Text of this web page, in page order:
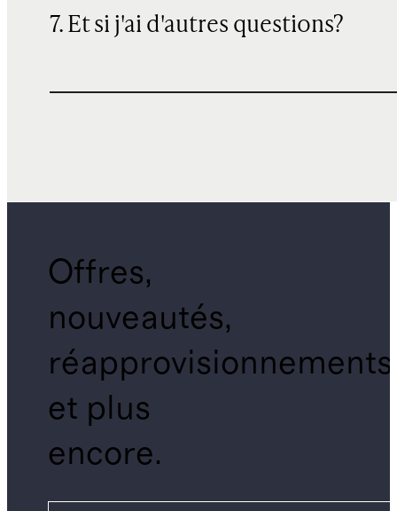
7. Et si j'ai d'autres questions?
Offres,
nouveautés,
réapprovisionnements
et plus
encore.